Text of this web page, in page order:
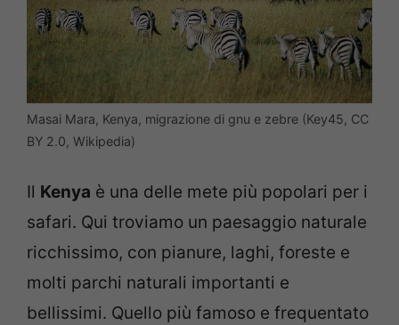
Masai Mara, Kenya, migrazione di gnu e zebre (Key45, CC
BY 2.0, Wikipedia)
Il Kenya è una delle mete più popolari per i
safari. Qui troviamo un paesaggio naturale
ricchissimo, con pianure, laghi, foreste e
molti parchi naturali importanti e
bellissimi. Quello più famoso e frequentato